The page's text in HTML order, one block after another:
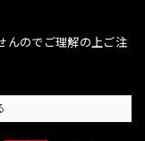
んのでご理解の上ご注